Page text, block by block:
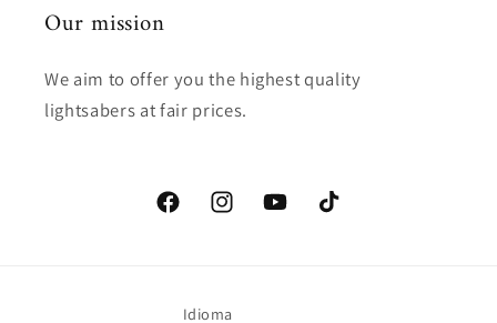
Our mission
We aim to offer you the highest quality
lightsabers at fair prices.
FacebookInstagramYouTubeTikTok
Idioma